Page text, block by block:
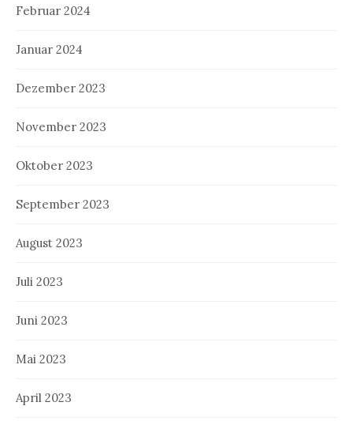
Februar 2024
Januar 2024
Dezember 2023
November 2023
Oktober 2023
September 2023
August 2023
Juli 2023
Juni 2023
Mai 2023
April 2023